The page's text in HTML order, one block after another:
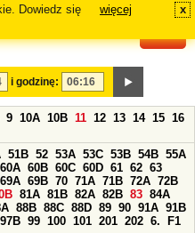
Dowiedz się
więcej x
i godzinę:
9 10A 10B 11 12 13 14 15 16
51B 52 53A 53C 53B 54B 55A
60A 60B 60C 60D 61 62 63
69A 69B 70 71A 71B 72A 72B
81A 81B 82A 82B 83 84A
88B 88C 88D 89 90 91A 91B
97B 99 100 101 201 202 6.
F1